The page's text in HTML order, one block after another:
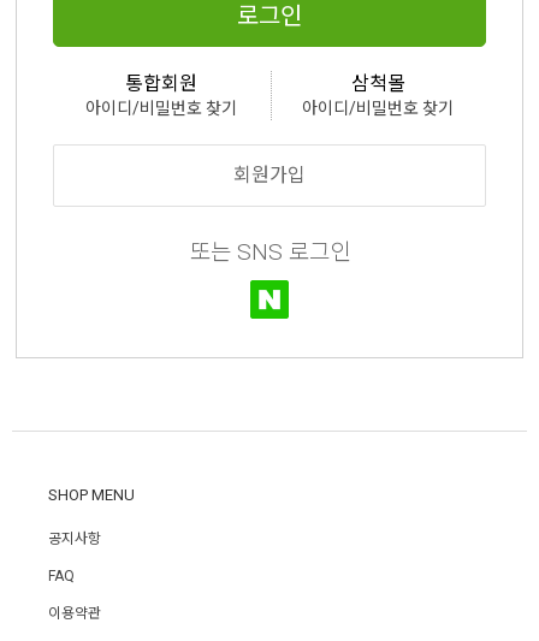
로그인
통합회원
아이디/비밀번호 찾기
삼척몰
아이디/비밀번호 찾기
회원가입
또는 SNS 로그인
SHOP MENU
공지사항
FAQ
이용약관